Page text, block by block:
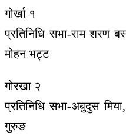
गोर्खा १
प्रतिनिधि सभा-राम शरण
मोहन भट्ट
गोरखा २
प्रतिनिधि सभा-अबुदुस
गुरुङ